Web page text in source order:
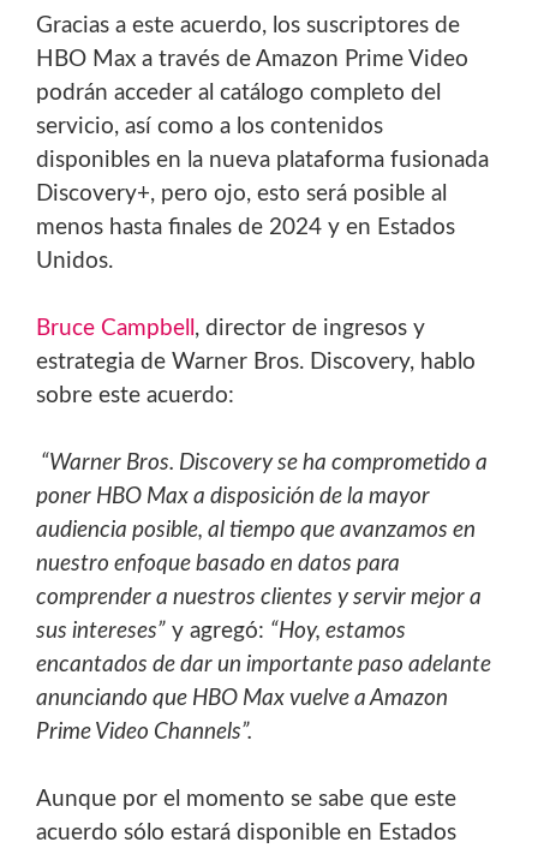
Gracias a este acuerdo, los suscriptores de
HBO Max a través de Amazon Prime Video
podrán acceder al catálogo completo del
servicio, así como a los contenidos
disponibles en la nueva plataforma fusionada
Discovery+, pero ojo, esto será posible al
menos hasta finales de 2024 y en Estados
Unidos.
Bruce Campbell , director de ingresos y
estrategia de Warner Bros. Discovery, hablo
sobre este acuerdo:
“Warner Bros. Discovery se ha comprometido a
poner HBO Max a disposición de la mayor
audiencia posible, al tiempo que avanzamos en
nuestro enfoque basado en datos para
comprender a nuestros clientes y servir mejor a
sus intereses” y agregó: “Hoy, estamos
encantados de dar un importante paso adelante
anunciando que HBO Max vuelve a Amazon
Prime Video Channels”.
Aunque por el momento se sabe que este
acuerdo sólo estará disponible en Estados